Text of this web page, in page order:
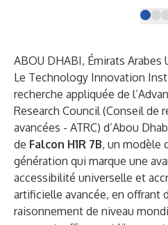
ABOU DHABI, Émirats Arabes
Le Technology Innovation
recherche appliquée de
Research Council (Conseil de
avancées - ATRC) d’Abou
de Falcon H1R 7B, un modèle
génération qui marque une
accessibilité universelle et
artificielle avancée, en offrant
raisonnement de niveau